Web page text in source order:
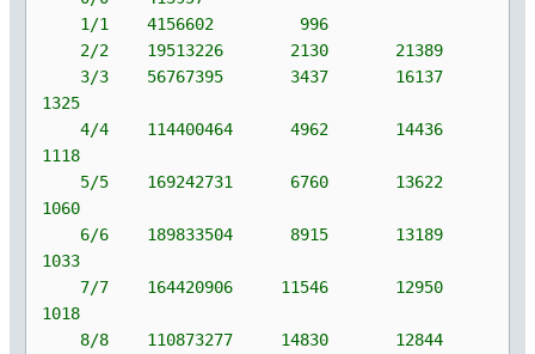
1/1 4156602 996
2/2 19513226 2130 21389
3/3 56767395 3437 16137
1325
4/4 114400464 4962 14436
1118
5/5 169242731 6760 13622
1060
6/6 189833504 8915 13189
1033
7/7 164420906 11546 12950
1018
8/8 110873277 14830 12844